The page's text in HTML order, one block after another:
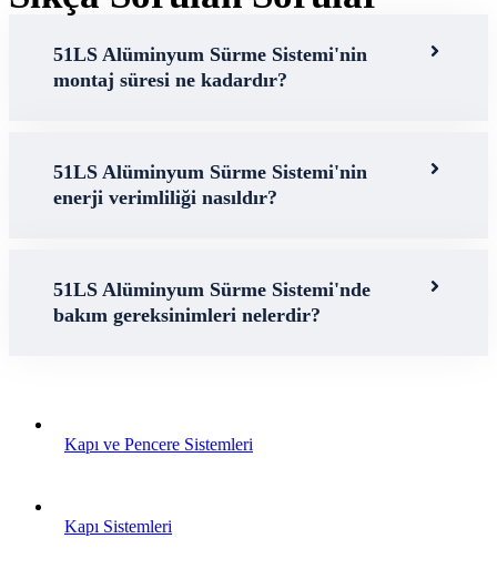
51LS Alüminyum Sürme Sistemi'nin
montaj süresi ne kadardır?
51LS Alüminyum Sürme Sistemi'nin
enerji verimliliği nasıldır?
51LS Alüminyum Sürme Sistemi'nde
bakım gereksinimleri nelerdir?
Kapı ve Pencere Sistemleri
Kapı Sistemleri